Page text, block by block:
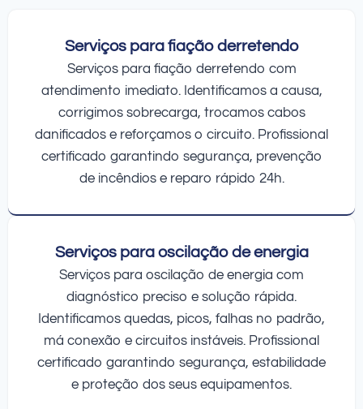
Serviços para fiação derretendo
Serviços para fiação derretendo com
atendimento imediato. Identificamos a causa,
corrigimos sobrecarga, trocamos cabos
danificados e reforçamos o circuito. Profissional
certificado garantindo segurança, prevenção
de incêndios e reparo rápido 24h.
Serviços para oscilação de energia
Serviços para oscilação de energia com
diagnóstico preciso e solução rápida.
Identificamos quedas, picos, falhas no padrão,
má conexão e circuitos instáveis. Profissional
certificado garantindo segurança, estabilidade
e proteção dos seus equipamentos.